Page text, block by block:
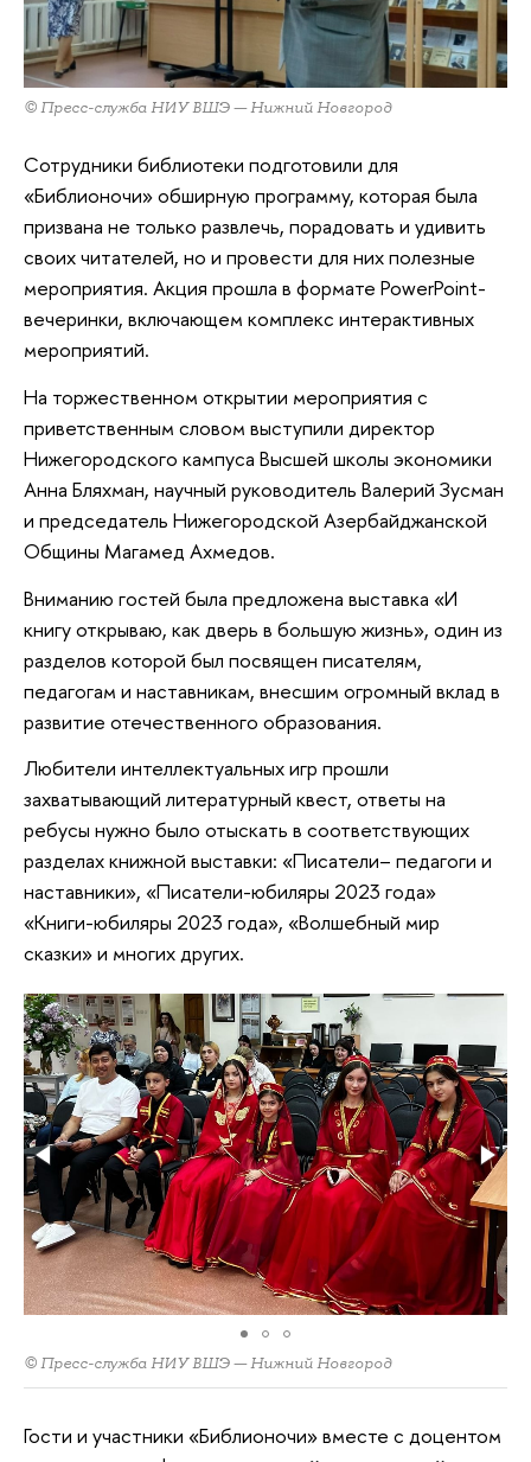
© Пресс-служба НИУ ВШЭ — Нижний Новгород
Сотрудники библиотеки подготовили для
«Библионочи» обширную программу, которая была
призвана не только развлечь, порадовать и удивить
своих читателей, но и провести для них полезные
мероприятия. Акция прошла в формате PowerPoint-
вечеринки, включающем комплекс интерактивных
мероприятий.
На торжественном открытии мероприятия с
приветственным словом выступили директор
Нижегородского кампуса Высшей школы экономики
Анна Бляхман, научный руководитель Валерий Зусман
и председатель Нижегородской Азербайджанской
Общины Магамед Ахмедов.
Вниманию гостей была предложена выставка «И
книгу открываю, как дверь в большую жизнь», один из
разделов которой был посвящен писателям,
педагогам и наставникам, внесшим огромный вклад в
развитие отечественного образования.
Любители интеллектуальных игр прошли
захватывающий литературный квест, ответы на
ребусы нужно было отыскать в соответствующих
разделах книжной выставки: «Писатели– педагоги и
наставники», «Писатели-юбиляры 2023 года»
«Книги-юбиляры 2023 года», «Волшебный мир
сказки» и многих других.
© Пресс-служба НИУ ВШЭ — Нижний Новгород
Гости и участники «Библионочи» вместе с доцентом